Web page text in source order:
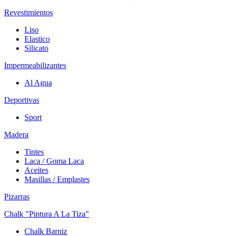
Revestimientos
Liso
Elastico
Silicato
Impermeabilizantes
Al Agua
Deportivas
Sport
Madera
Tintes
Laca / Goma Laca
Aceites
Masillas / Emplastes
Pizarras
Chalk "Pintura A La Tiza"
Chalk Barniz